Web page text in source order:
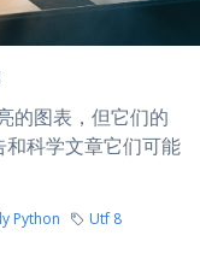
的图表，但它们的
科学文章它们可能
Python
Utf 8